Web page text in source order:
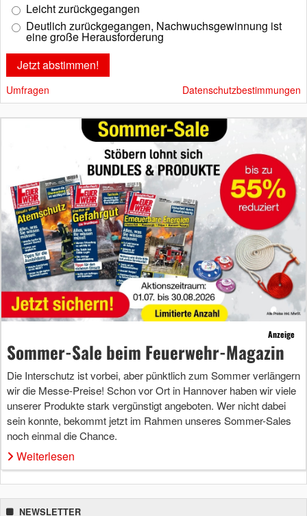
Leicht zurückgegangen
Deutlich zurückgegangen, Nachwuchsgewinnung ist
eine große Herausforderung
Umfragen Datenschutzbestimmungen
Anzeige
Sommer-Sale beim Feuerwehr-Magazin
Die Interschutz ist vorbei, aber pünktlich zum Sommer verlängern
wir die Messe-Preise! Schon vor Ort in Hannover haben wir viele
unserer Produkte stark vergünstigt angeboten. Wer nicht dabei
sein konnte, bekommt jetzt im Rahmen unseres Sommer-Sales
noch einmal die Chance.
Weiterlesen
NEWSLETTER